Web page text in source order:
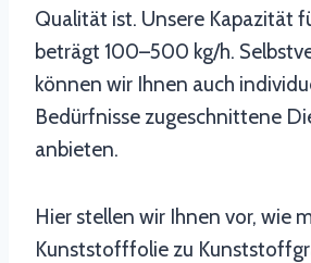
Qualität ist. Unsere Kapazität
beträgt 100–500 kg/h.
können wir Ihnen auch
Bedürfnisse zugeschnittene
anbieten.
Hier stellen wir Ihnen vor, wie
Kunststofffolie zu